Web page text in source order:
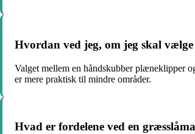
Hvordan ved jeg, om jeg skal
Valget mellem en håndskubber plæneklipper
er mere praktisk til mindre områder.
Hvad er fordelene ved en